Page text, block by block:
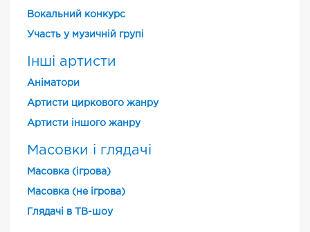
Вокальний конкурс
Участь у музичній групі
Інші артисти
Аніматори
Артисти циркового жанру
Артисти іншого жанру
Масовки і глядачі
Масовка (ігрова)
Масовка (не ігрова)
Глядачі в ТВ-шоу